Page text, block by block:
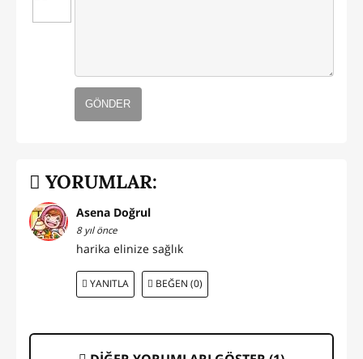
GÖNDER
YORUMLAR:
Asena Doğrul
8 yıl önce
harika elinize sağlık
YANITLA BEĞEN (0)